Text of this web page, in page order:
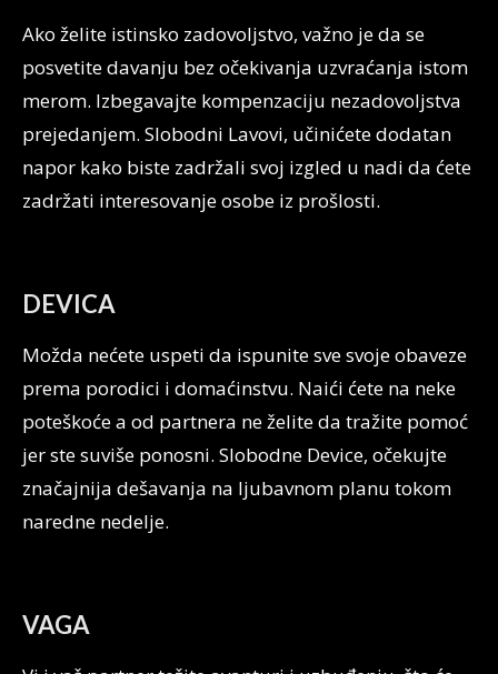
Ako želite istinsko zadovoljstvo, važno je da se
posvetite davanju bez očekivanja uzvraćanja istom
merom. Izbegavajte kompenzaciju nezadovoljstva
prejedanjem. Slobodni Lavovi, učinićete dodatan
napor kako biste zadržali svoj izgled u nadi da ćete
zadržati interesovanje osobe iz prošlosti.
DEVICA
Možda nećete uspeti da ispunite sve svoje obaveze
prema porodici i domaćinstvu. Naići ćete na neke
poteškoće a od partnera ne želite da tražite pomoć
jer ste suviše ponosni. Slobodne Device, očekujte
značajnija dešavanja na ljubavnom planu tokom
naredne nedelje.
VAGA